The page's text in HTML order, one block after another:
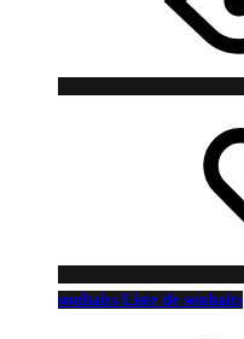
souhaits Liste de souhaits